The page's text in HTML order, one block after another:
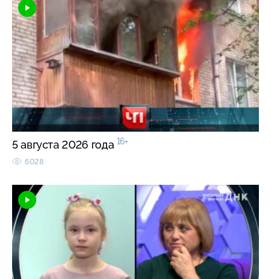
5 августа 2026 года 16+
6028